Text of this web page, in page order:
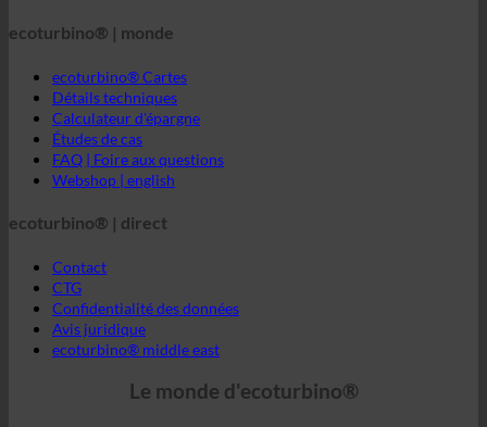
FAQ | Foire aux questions
Webshop | english
ecoturbino® | direct
Contact
CTG
Confidentialité des données
ecoturbino® middle east
2026 ecoturbino® | Ressourcen Saving GmbH | AUTRICHE |
+43 699 18180000
INFORMATION
ORDONNÉ PAR